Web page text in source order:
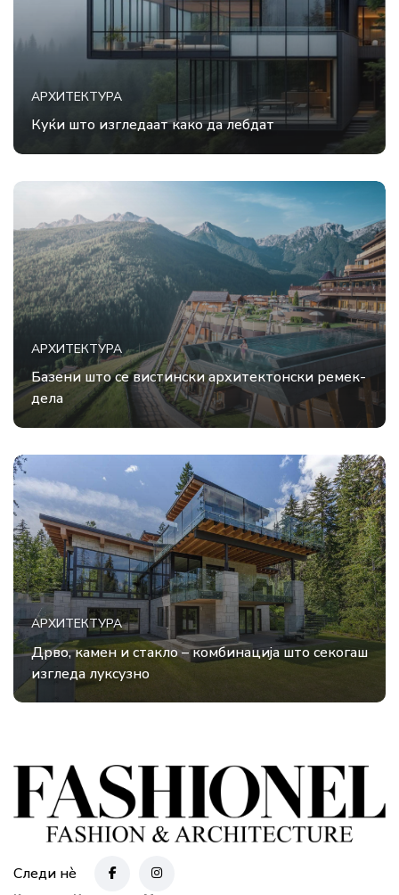
АРХИТЕКТУРА
Куќи што изгледаат како да лебдат
АРХИТЕКТУРА
Базени што се вистински архитектонски ремек-
дела
АРХИТЕКТУРА
Дрво, камен и стакло – комбинација што секогаш
изгледа луксузно
Следи нè